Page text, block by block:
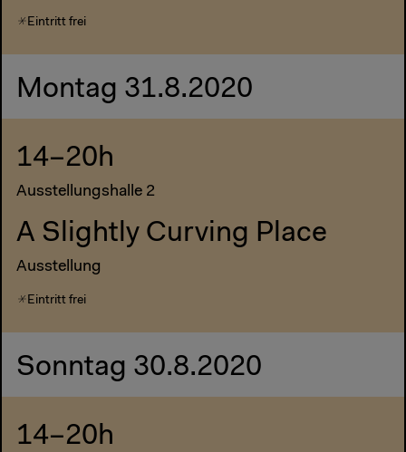
Eintritt frei
Montag 31.8.2020
14–20h
Ausstellungshalle 2
A Slightly Curving Place
Ausstellung
Eintritt frei
Sonntag 30.8.2020
14–20h